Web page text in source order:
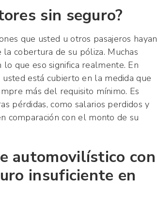
sin seguro?
que usted u otros pasajeros hayan
cobertura de su póliza. Muchas
que eso significa realmente. En
está cubierto en la medida que
más del requisito mínimo. Es
pérdidas, como salarios perdidos y
comparación con el monto de su
automovilístico con
insuficiente en